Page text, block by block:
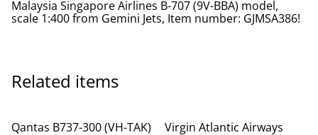
Malaysia Singapore Airlines B-707 (9V-BBA) model,
scale 1:400 from Gemini Jets, Item number: GJMSA386!
Related items
Qantas B737-300 (VH-TAK)
Virgin Atlantic Airways